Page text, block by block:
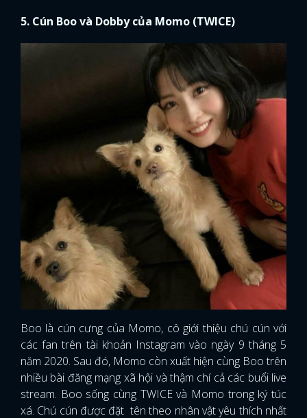
x
ĐĂNG NHẬP
5. Cún Boo và Dobby của Momo (TWICE)
Boo là cún cưng của Momo, cô giới thiệu chú cún với
các fan trên tài khoản Instagram vào ngày 9 tháng 5
năm 2020. Sau đó, Momo còn xuất hiện cùng Boo trên
nhiều bài đăng mạng xã hội và thậm chí cả các buổi live
stream. Boo sống cùng TWICE và Momo trong ký túc
xá. Chú cún được đặt tên theo nhân vật yêu thích nhất